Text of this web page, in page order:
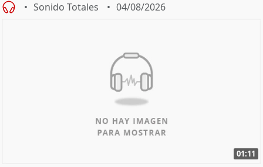
Sonido Totales 04/08/2026
01:11